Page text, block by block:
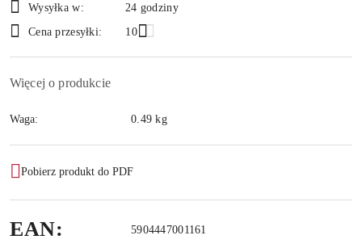
i
dostawa
Wysyłka w:
24 godziny
Cena przesyłki:
10
Więcej o produkcie
Waga: 0.49 kg
Pobierz produkt do PDF
EAN: 5904447001161